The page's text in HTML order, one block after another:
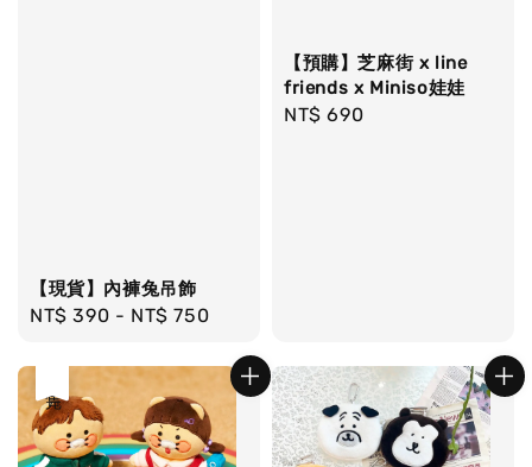
【現貨】內褲兔吊飾
Regular
NT$ 390 - NT$ 750
【預購】芝麻街 x line
friends x Miniso娃娃
Regular
NT$ 690